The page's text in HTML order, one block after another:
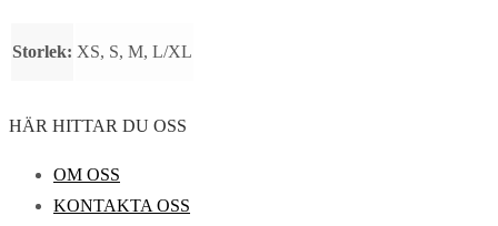
Storlek: XS, S, M, L/XL
HÄR HITTAR DU OSS
OM OSS
KONTAKTA OSS